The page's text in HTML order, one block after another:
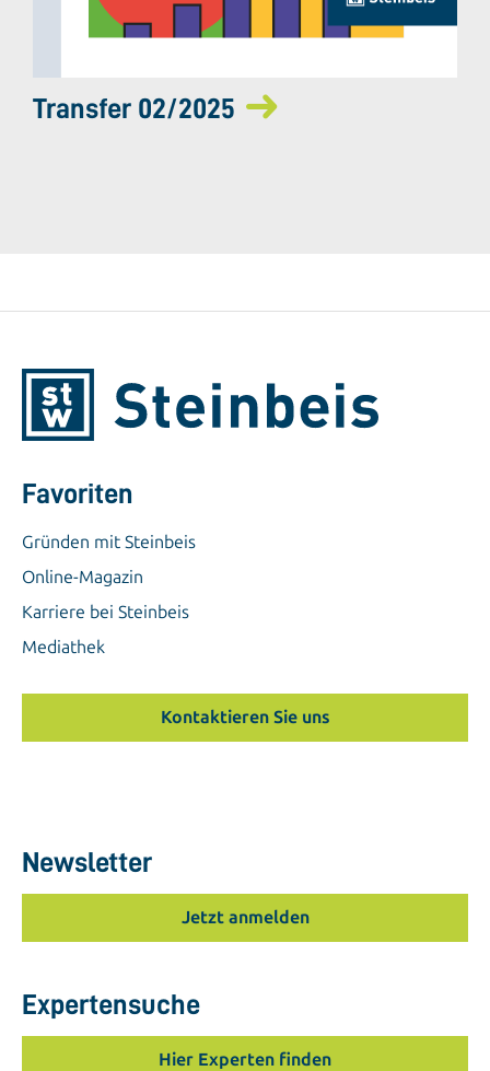
Transfer 02/2025
Favoriten
Gründen mit Steinbeis
Online-Magazin
Karriere bei Steinbeis
Mediathek
Kontaktieren Sie uns
Newsletter
Jetzt anmelden
Expertensuche
Hier Experten finden